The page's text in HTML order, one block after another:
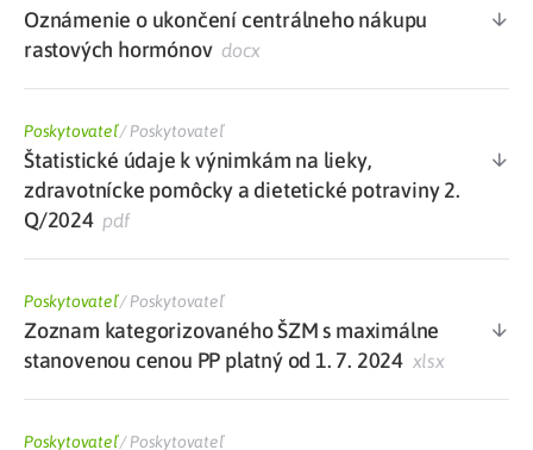
Oznámenie o ukončení centrálneho nákupu
rastových hormónovdocx
Poskytovateľ/Poskytovateľ
Štatistické údaje k výnimkám na lieky,
zdravotnícke pomôcky a dietetické potraviny 2.
Q/2024pdf
Poskytovateľ/Poskytovateľ
Zoznam kategorizovaného ŠZM s maximálne
stanovenou cenou PP platný od 1. 7. 2024 xlsx
Poskytovateľ/Poskytovateľ